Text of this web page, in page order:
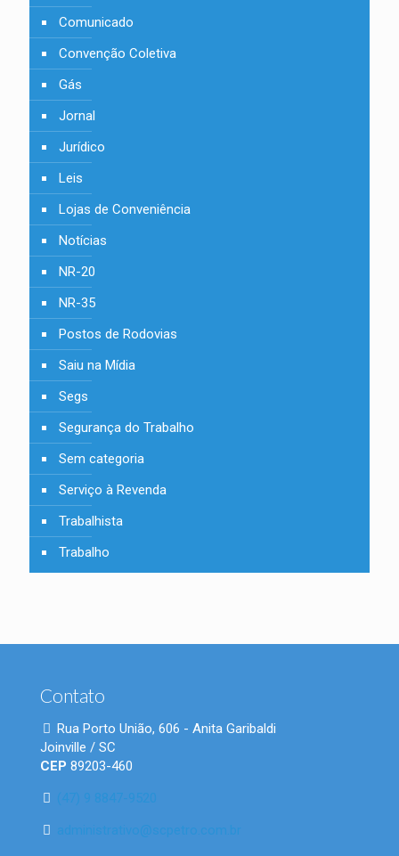
Comunicado
Convenção Coletiva
Gás
Jornal
Jurídico
Leis
Lojas de Conveniência
Notícias
NR-20
NR-35
Postos de Rodovias
Saiu na Mídia
Segs
Segurança do Trabalho
Sem categoria
Serviço à Revenda
Trabalhista
Trabalho
Contato
Rua Porto União, 606 - Anita Garibaldi
Joinville / SC
CEP 89203-460
(47) 9 8847-9520
administrativo@scpetro.com.br